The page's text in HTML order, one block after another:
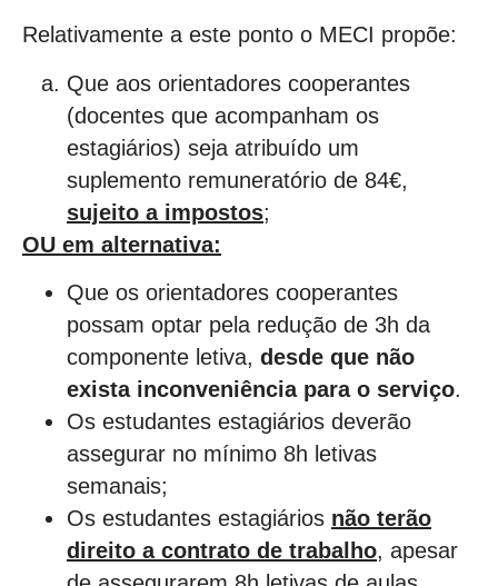
Relativamente a este ponto o MECI propõe:
Que aos orientadores cooperantes
(docentes que acompanham os
estagiários) seja atribuído um
suplemento remuneratório de 84€,
sujeito a impostos;
OU em alternativa:
Que os orientadores cooperantes
possam optar pela redução de 3h da
componente letiva, desde que não
exista inconveniência para o serviço.
Os estudantes estagiários deverão
assegurar no mínimo 8h letivas
semanais;
Os estudantes estagiários não terão
direito a contrato de trabalho, apesar